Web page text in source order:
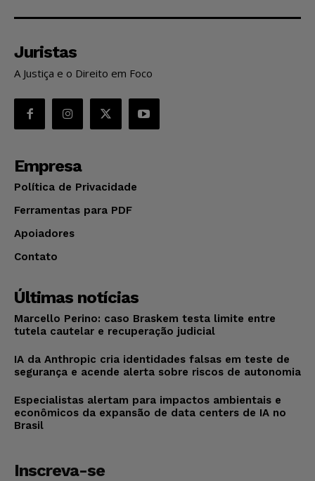
Juristas
A Justiça e o Direito em Foco
Empresa
Política de Privacidade
Ferramentas para PDF
Apoiadores
Contato
Últimas notícias
Marcello Perino: caso Braskem testa limite entre
tutela cautelar e recuperação judicial
IA da Anthropic cria identidades falsas em teste de
segurança e acende alerta sobre riscos de autonomia
Especialistas alertam para impactos ambientais e
econômicos da expansão de data centers de IA no
Brasil
Inscreva-se